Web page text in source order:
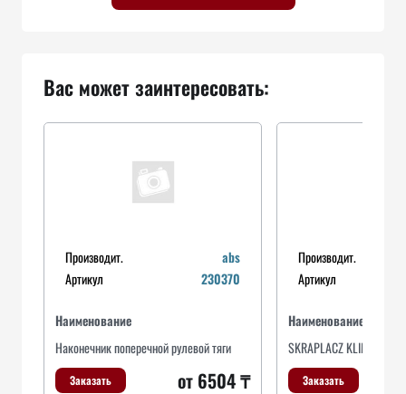
Вас может заинтересовать:
Производит.
abs
Артикул
230370
Наименование
Наконечник поперечной рулевой тяги
Заказать от 6504 ₸
Производит.
Артикул
Наименование
SKRAPLACZ
Заказать